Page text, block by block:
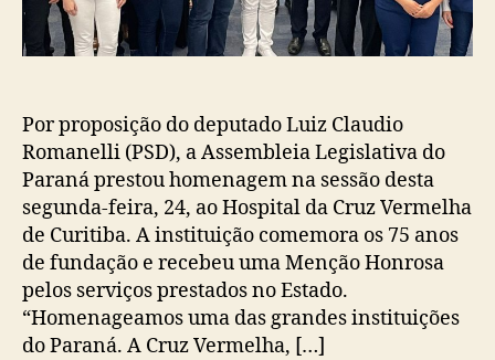
Por proposição do deputado Luiz Claudio
Romanelli (PSD), a Assembleia Legislativa do
Paraná prestou homenagem na sessão desta
segunda-feira, 24, ao Hospital da Cruz Vermelha
de Curitiba. A instituição comemora os 75 anos
de fundação e recebeu uma Menção Honrosa
pelos serviços prestados no Estado.
“Homenageamos uma das grandes instituições
do Paraná. A Cruz Vermelha, […]